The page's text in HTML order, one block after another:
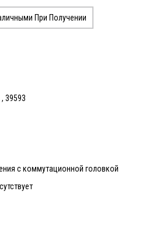
При Получении
39593
с коммутационной головкой